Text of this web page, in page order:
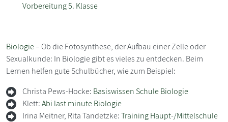
Vorbereitung 5. Klasse
Biologie– Ob die Fotosynthese, der Aufbau einer Zelle oder
Sexualkunde: In Biologie gibt es vieles zu entdecken. Beim
Lernen helfen gute Schulbücher, wie zum Beispiel:
Christa Pews-Hocke: Basiswissen Schule Biologie
Klett:Abi last minute Biologie
Irina Meitner, Rita Tandetzke:Training Haupt-/Mittelschule